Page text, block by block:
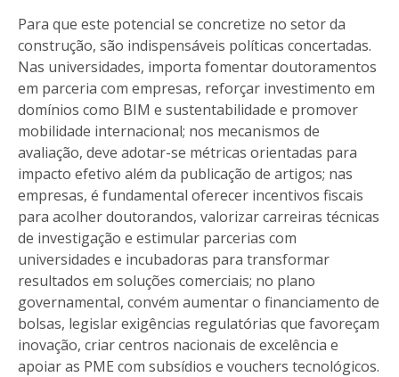
Para que este potencial se concretize no setor da
construção, são indispensáveis políticas concertadas.
Nas universidades, importa fomentar doutoramentos
em parceria com empresas, reforçar investimento em
domínios como BIM e sustentabilidade e promover
mobilidade internacional; nos mecanismos de
avaliação, deve adotar-se métricas orientadas para
impacto efetivo além da publicação de artigos; nas
empresas, é fundamental oferecer incentivos fiscais
para acolher doutorandos, valorizar carreiras técnicas
de investigação e estimular parcerias com
universidades e incubadoras para transformar
resultados em soluções comerciais; no plano
governamental, convém aumentar o financiamento de
bolsas, legislar exigências regulatórias que favoreçam
inovação, criar centros nacionais de excelência e
apoiar as PME com subsídios e vouchers tecnológicos.